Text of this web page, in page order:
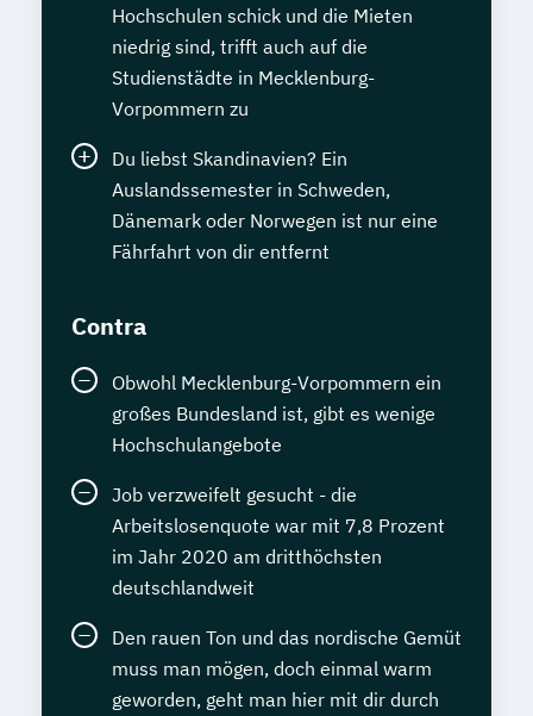
Hochschulen schick und die Mieten
niedrig sind, trifft auch auf die
Studienstädte in Mecklenburg-
Vorpommern zu
Du liebst Skandinavien? Ein
Auslandssemester in Schweden,
Dänemark oder Norwegen ist nur eine
Fährfahrt von dir entfernt
Contra
Obwohl Mecklenburg-Vorpommern ein
großes Bundesland ist, gibt es wenige
Hochschulangebote
Job verzweifelt gesucht - die
Arbeitslosenquote war mit 7,8 Prozent
im Jahr 2020 am dritthöchsten
deutschlandweit
Den rauen Ton und das nordische Gemüt
muss man mögen, doch einmal warm
geworden, geht man hier mit dir durch